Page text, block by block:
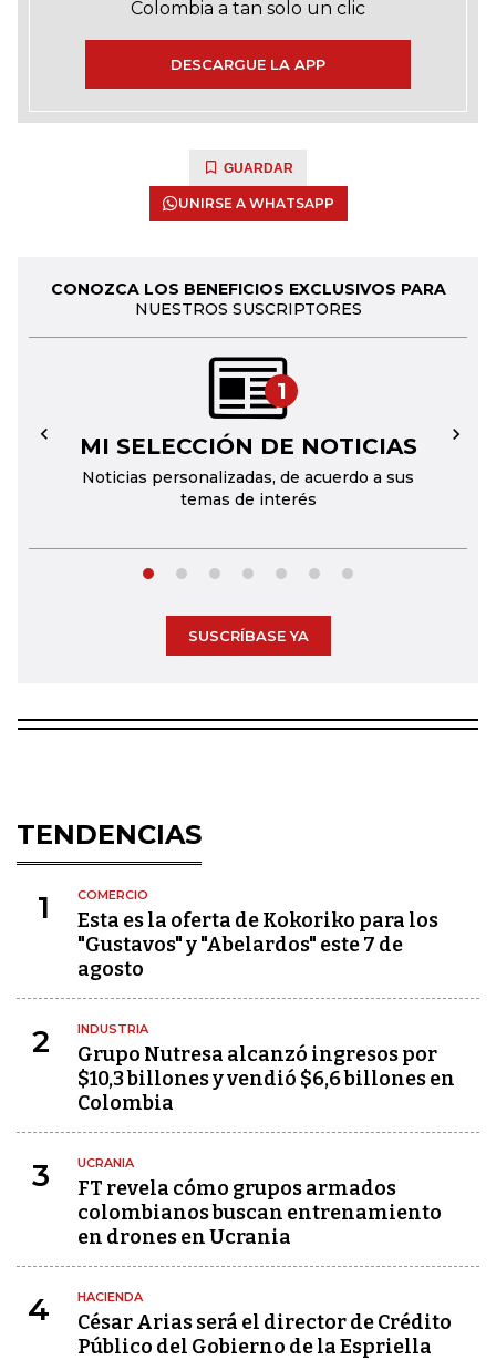
Colombia a tan solo un clic
DESCARGUE LA APP
GUARDAR
UNIRSE A WHATSAPP
CONOZCA LOS BENEFICIOS EXCLUSIVOS PARA
NUESTROS SUSCRIPTORES
1
MI SELECCIÓN DE NOTICIAS
Noticias personalizadas, de acuerdo a sus
temas de interés
← →
SUSCRÍBASE YA
TENDENCIAS
1 COMERCIO
Esta es la oferta de Kokoriko para los
"Gustavos" y "Abelardos" este 7 de
agosto
2 INDUSTRIA
Grupo Nutresa alcanzó ingresos por
$10,3 billones y vendió $6,6 billones en
Colombia
3 UCRANIA
FT revela cómo grupos armados
colombianos buscan entrenamiento
en drones en Ucrania
4 HACIENDA
César Arias será el director de Crédito
Público del Gobierno de la Espriella